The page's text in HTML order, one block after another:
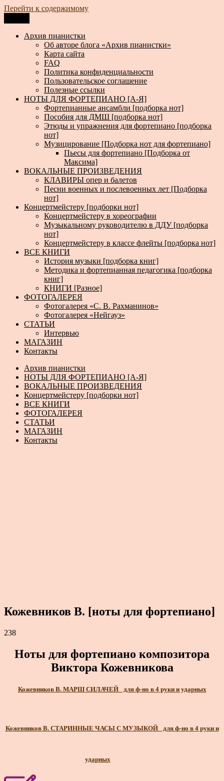
Перейти к содержимому
Архив пианистки
Всё для пианистов: ноты, книги, музыка, статьи…
Архив пианистки
Об авторе блога «Архив пианистки»
Карта сайта
FAQ
Политика конфиденциальности
Пользовательское соглашение
Полезные ссылки
НОТЫ ДЛЯ ФОРТЕПИАНО [А-Я]
Фортепианные ансамбли [подборка нот]
Пособия для ДМШ [подборка нот]
Этюды и упражнения для фортепиано [подборка
нот]
Музицирование [Подборка нот для фортепиано]
Пьесы для фортепиано [Подборка от
Максима]
ВОКАЛЬНЫЕ ПРОИЗВЕДЕНИЯ
КЛАВИРЫ опер и балетов
Песни военных и послевоенных лет [Подборка
нот]
Концертмейстеру [подборки нот]
Концертмейстеру в хореографии
Музыкальному руководителю в ДДУ [подборка
нот]
Концертмейстеру в классе флейты [подборка нот]
ВСЕ КНИГИ
История музыки [подборка книг]
Методика и фортепианная педагогика [подборка
книг]
КНИГИ [Разное]
ФОТОГАЛЕРЕЯ
Фотогалерея «С. В. Рахманинов»
Фотогалерея «Нейгауз»
СТАТЬИ
Интервью
МАГАЗИН
Контакты
Архив пианистки
НОТЫ ДЛЯ ФОРТЕПИАНО [А-Я]
ВОКАЛЬНЫЕ ПРОИЗВЕДЕНИЯ
Концертмейстеру [подборки нот]
ВСЕ КНИГИ
ФОТОГАЛЕРЕЯ
СТАТЬИ
МАГАЗИН
Контакты
Кожевников В. [ноты для фортепиано]
238
Ноты для фортепиано композитора
Виктора Кожевникова
Кожевников В. МАРШ СИЛАЧЕЙ_ для ф-но в 4 руки и ударных
Кожевников В. СТАРИННЫЕ ЧАСЫ С МУЗЫКОЙ_ для ф-но в 4 руки и
ударных